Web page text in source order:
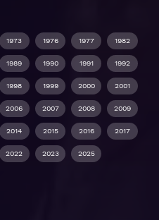
1973 1976 1977 1982
1989 1990 1991 1992
1998 1999 2000 2001
2006 2007 2008 2009
2014 2015 2016 2017
2022 2023 2025